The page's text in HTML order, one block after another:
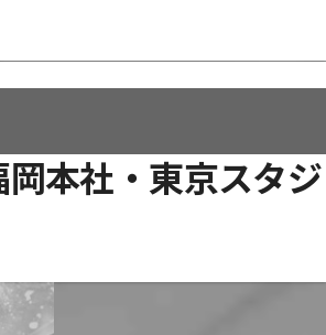
本社・東京スタジ